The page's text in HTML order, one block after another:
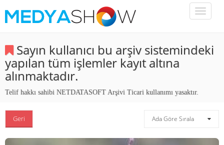
Toggle
Sayın kullanıcı bu arşiv sistemindeki
yapılan tüm işlemler kayıt altına
alınmaktadır.
Telif hakkı sahibi NETDATASOFT Arşivi Ticari kullanımı yasaktır.
Ada Göre Sırala
Geri